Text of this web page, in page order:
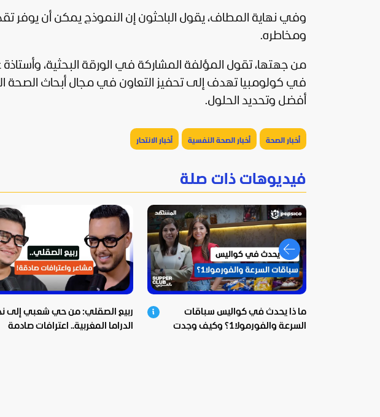
وفي نهاية المطاف، يقول الباحثون إن النموذج يمكن أن يوفر
ومخاطره.
من جهتها، تقول المؤلفة المشاركة في الورقة البحثية، وأستاذة
في كولومبيا تهدف إلى تحفيز التعاون في مجال أبحاث الصحة
أفضل وتحديد الحلول.
أخبار الصحة أخبار الصحة النفسية أخبار الانتحار
فيديوهات ذات صلة
ما ذا يحدث في كواليس سباقات
السرعة والفورمولا1؟ وكيف وجدت
ربيع الصقلي: من حي شعبي إلى
الدراما المغربية.. اعترافات صادمة